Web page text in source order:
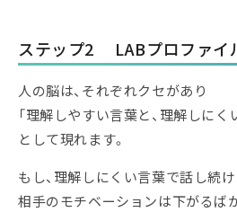
ステップ2 LABプロファイ
人の脳は、それぞれクセがあり
「理解しやすい言葉と、理解しにく
として現れます。
もし、理解しにくい言葉で話し続け
相手のモチベーションは下がるば